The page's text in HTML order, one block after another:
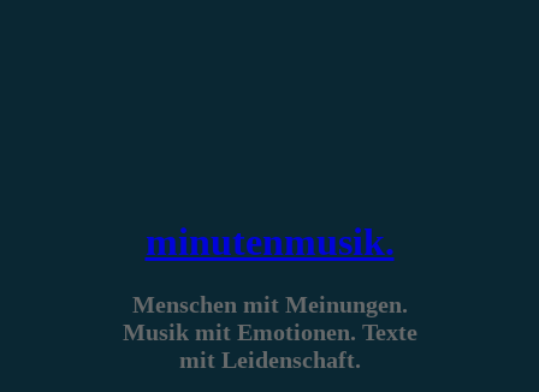
minutenmusik.
Menschen mit Meinungen.
Musik mit Emotionen. Texte
mit Leidenschaft.